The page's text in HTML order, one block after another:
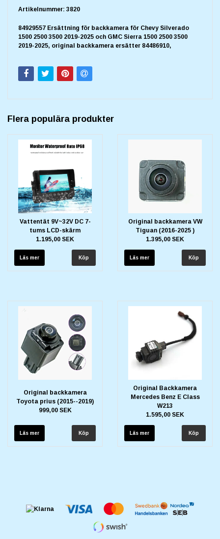
Artikelnummer: 3820
84929557 Ersättning för backkamera för Chevy Silverado
1500 2500 3500 2019-2025 och GMC Sierra 1500 2500 3500
2019-2025, original backkamera ersätter 84486910,
Flera populära produkter
Vattentät 9V~32V DC 7-
tums LCD-skärm
1.195,00 SEK
Läs mer
Original backkamera VW
Tiguan (2016-2025 )
1.395,00 SEK
Läs mer
Original backkamera
Toyota prius (2015--2019)
999,00 SEK
Läs mer
Original Backkamera
Mercedes Benz E Class
W213
1.595,00 SEK
Läs mer